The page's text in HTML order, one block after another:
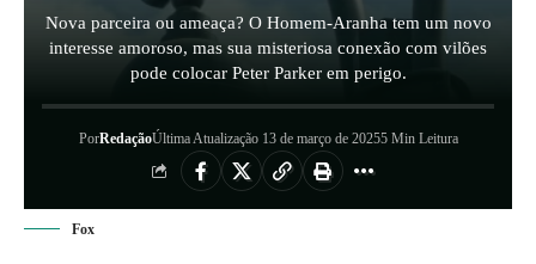
Nova parceira ou ameaça? O Homem-Aranha tem um novo
interesse amoroso, mas sua misteriosa conexão com vilões
pode colocar Peter Parker em perigo.
PorRedaçãoÚltima Atualização 13 de março de 20255 Min Leitura
Fox